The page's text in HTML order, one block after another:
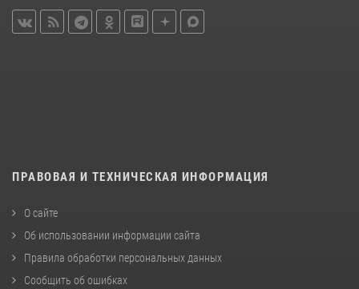
ПРАВОВАЯ И ТЕХНИЧЕСКАЯ ИНФОРМАЦИЯ
О сайте
Об использовании информации сайта
Правила обработки персональных данных
Сообщить об ошибках